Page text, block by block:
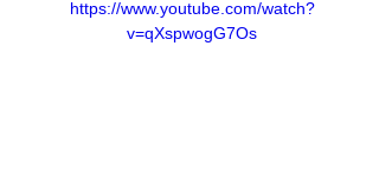
https://www.youtube.com/watch?
v=qXspwogG7Os